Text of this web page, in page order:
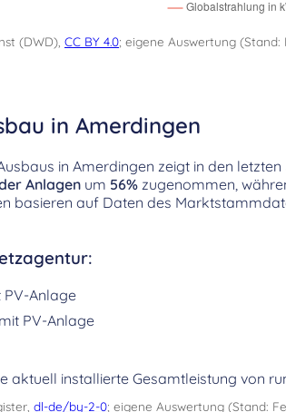
(DWD), CC BY 4.0; eigene Auswertung (Stand:
in Amerdingen
in Amerdingen zeigt in den
Anlagen um 56% zugenommen,
basieren auf Daten des
Anlage
PV-Anlage
aktuell installierte Gesamtleistung von
dl-de/by-2-0; eigene Auswertung (Stand: